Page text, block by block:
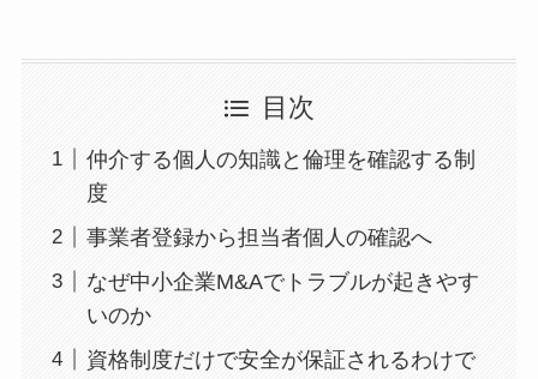
目次
仲介する個人の知識と倫理を確認する制
度
事業者登録から担当者個人の確認へ
なぜ中小企業M&Aでトラブルが起きやす
いのか
資格制度だけで安全が保証されるわけで